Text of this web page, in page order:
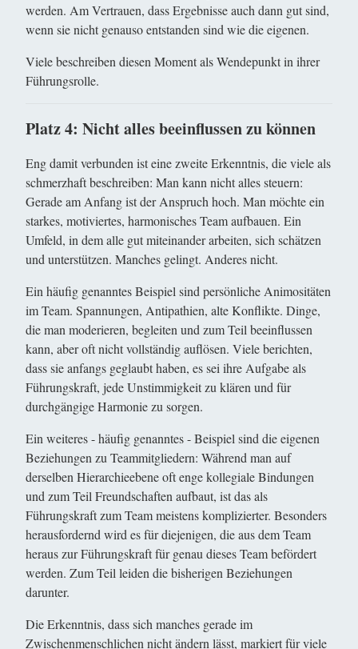
werden. Am Vertrauen, dass Ergebnisse auch dann gut sind,
wenn sie nicht genauso entstanden sind wie die eigenen.
Viele beschreiben diesen Moment als Wendepunkt in ihrer
Führungsrolle.
Platz 4: Nicht alles beeinflussen zu können
Eng damit verbunden ist eine zweite Erkenntnis, die viele als
schmerzhaft beschreiben: Man kann nicht alles steuern:
Gerade am Anfang ist der Anspruch hoch. Man möchte ein
starkes, motiviertes, harmonisches Team aufbauen. Ein
Umfeld, in dem alle gut miteinander arbeiten, sich schätzen
und unterstützen. Manches gelingt. Anderes nicht.
Ein häufig genanntes Beispiel sind persönliche Animositäten
im Team. Spannungen, Antipathien, alte Konflikte. Dinge,
die man moderieren, begleiten und zum Teil beeinflussen
kann, aber oft nicht vollständig auflösen. Viele berichten,
dass sie anfangs geglaubt haben, es sei ihre Aufgabe als
Führungskraft, jede Unstimmigkeit zu klären und für
durchgängige Harmonie zu sorgen.
Ein weiteres - häufig genanntes - Beispiel sind die eigenen
Beziehungen zu Teammitgliedern: Während man auf
derselben Hierarchieebene oft enge kollegiale Bindungen
und zum Teil Freundschaften aufbaut, ist das als
Führungskraft zum Team meistens komplizierter. Besonders
herausfordernd wird es für diejenigen, die aus dem Team
heraus zur Führungskraft für genau dieses Team befördert
werden. Zum Teil leiden die bisherigen Beziehungen
darunter.
Die Erkenntnis, dass sich manches gerade im
Zwischenmenschlichen nicht ändern lässt, markiert für viele